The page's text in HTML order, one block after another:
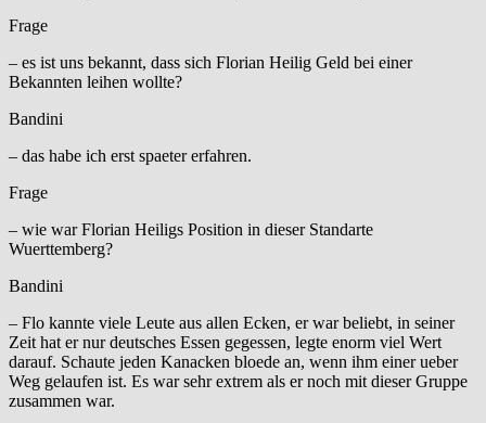
Frage
– es ist uns bekannt, dass sich Florian Heilig Geld bei einer
Bekannten leihen wollte?
Bandini
– das habe ich erst spaeter erfahren.
Frage
– wie war Florian Heiligs Position in dieser Standarte
Wuerttemberg?
Bandini
– Flo kannte viele Leute aus allen Ecken, er war beliebt, in seiner
Zeit hat er nur deutsches Essen gegessen, legte enorm viel Wert
darauf. Schaute jeden Kanacken bloede an, wenn ihm einer ueber
Weg gelaufen ist. Es war sehr extrem als er noch mit dieser Gruppe
zusammen war.